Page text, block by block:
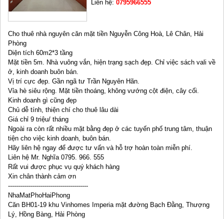
Liên hệ:0795966555
Cho thuê nhà nguyên căn mặt tiền Nguyễn Công Hoà, Lê Chân, Hải
Phòng
Diện tích 60m2*3 tầng
Mặt tiền 5m. Nhà vuông vắn, hiện trạng sạch đẹp. Chỉ việc sách vali về
ở, kinh doanh buôn bán.
Vị trí cực đẹp. Gần ngã tư Trần Nguyên Hãn.
Vỉa hè siêu rộng. Mặt tiền thoáng, không vướng cột điện, cây cối.
Kinh doanh gì cũng đẹp
Chủ dễ tính, thiện chí cho thuê lâu dài
Giá chỉ 9 triệu/ tháng
Ngoài ra còn rất nhiều mặt bằng đẹp ở các tuyến phố trung tâm, thuận
tiện cho việc kinh doanh, buôn bán.
Hãy liên hệ ngay để được tư vấn và hỗ trợ hoàn toàn miễn phí.
Liên hệ Mr. Nghĩa 0795. 966. 555
Rất vui được phục vụ quý khách hàng
Xin chân thành cảm ơn
----------------------------------------
NhaMatPhoHaiPhong
Căn BH01-19 khu Vinhomes Imperia mặt đường Bạch Đằng, Thượng
Lý, Hồng Bàng, Hải Phòng